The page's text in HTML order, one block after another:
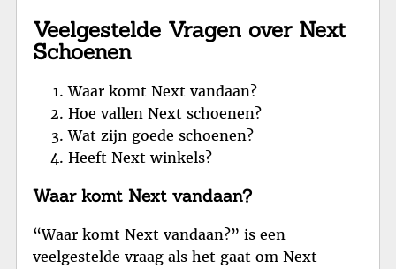
Veelgestelde Vragen over Next
Schoenen
Waar komt Next vandaan?
Hoe vallen Next schoenen?
Wat zijn goede schoenen?
Heeft Next winkels?
Waar komt Next vandaan?
“Waar komt Next vandaan?” is een
veelgestelde vraag als het gaat om Next